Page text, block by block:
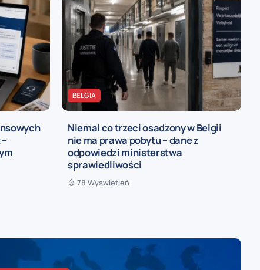
BELGIA
Niemal co trzeci osadzony w Belgii
nie ma prawa pobytu – dane z
odpowiedzi ministerstwa
sprawiedliwości
78 Wyświetleń